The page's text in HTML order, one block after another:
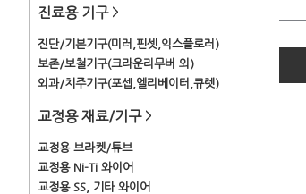
진료용 기구 >
진단/기본기구(미러,핀셋,익스플로러)
보존/보철기구(크라운리무버 외)
외과/치주기구(포셉,엘리베이터,큐렛)
교정용 재료/기구 >
교정용 브라켓/튜브
교정용 Ni-Ti 와이어
교정용 SS, 기타 와이어